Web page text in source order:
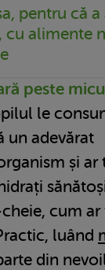
pentru că
cu alimente
peste
le
un adevărat
și ar
cum
luând
din